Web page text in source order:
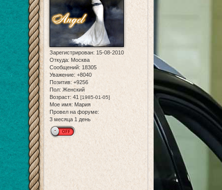
Зарегистрирован: 15-08-2010
Откуда: Москва
Сообщений: 18305
Уважение: +8040
Позитив: +9256
Пол: Женский
Возраст: 41 [1985-01-05]
Мое имя: Мария
Провел на форуме:
3 месяца 1 день